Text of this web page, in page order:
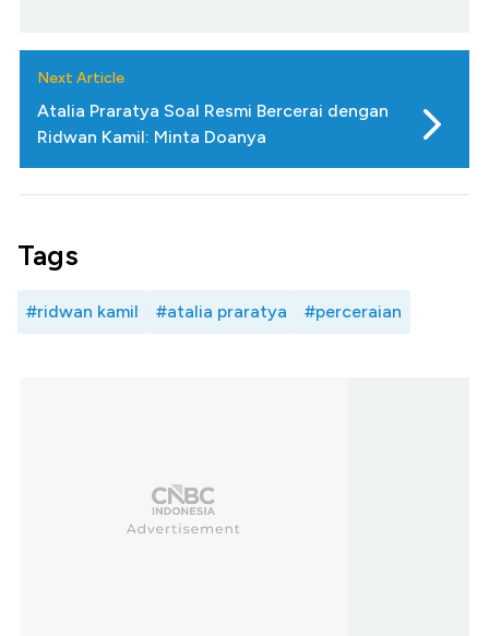
Next Article
Atalia Praratya Soal Resmi Bercerai dengan
Ridwan Kamil: Minta Doanya
Tags
#ridwan kamil #atalia praratya #perceraian